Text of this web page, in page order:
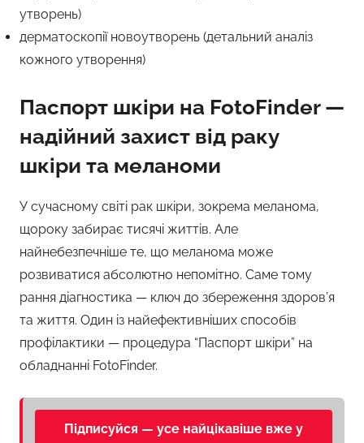
утворень)
дерматоскопії новоутворень (детальний аналіз
кожного утворення)
Паспорт шкіри на FotoFinder —
надійний захист від раку
шкіри та меланоми
У сучасному світі рак шкіри, зокрема меланома,
щороку забирає тисячі життів. Але
найнебезпечніше те, що меланома може
розвиватися абсолютно непомітно. Саме тому
рання діагностика — ключ до збереження здоров’я
та життя. Один із найефективніших способів
профілактики — процедура “Паспорт шкіри” на
обладнанні FotoFinder.
Підписуйся — усе найцікавіше вже у